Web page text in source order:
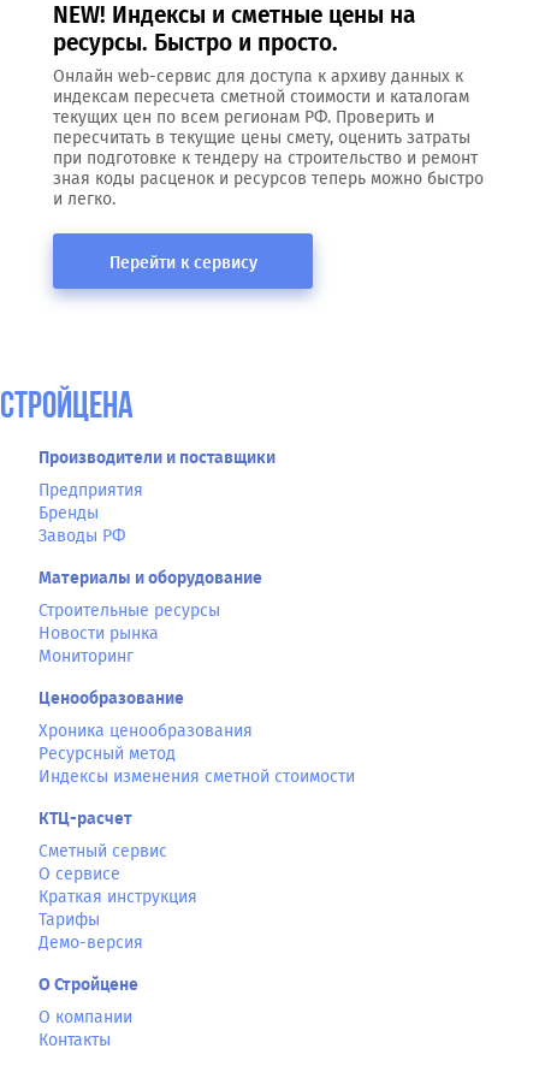
NEW! Индексы и сметные цены на
ресурсы. Быстро и просто.
Онлайн web-сервис для доступа к архиву данных к
индексам пересчета сметной стоимости и каталогам
текущих цен по всем регионам РФ. Проверить и
пересчитать в текущие цены смету, оценить затраты
при подготовке к тендеру на строительство и ремонт
зная коды расценок и ресурсов теперь можно быстро
и легко.
Перейти к сервису
СтройЦена
Производители и поставщики
Предприятия
Бренды
Заводы РФ
Материалы и оборудование
Строительные ресурсы
Новости рынка
Мониторинг
Ценообразование
Хроника ценообразования
Ресурсный метод
Индексы изменения сметной стоимости
КТЦ-расчет
Сметный сервис
О сервисе
Краткая инструкция
Тарифы
Демо-версия
О Стройцене
О компании
Контакты